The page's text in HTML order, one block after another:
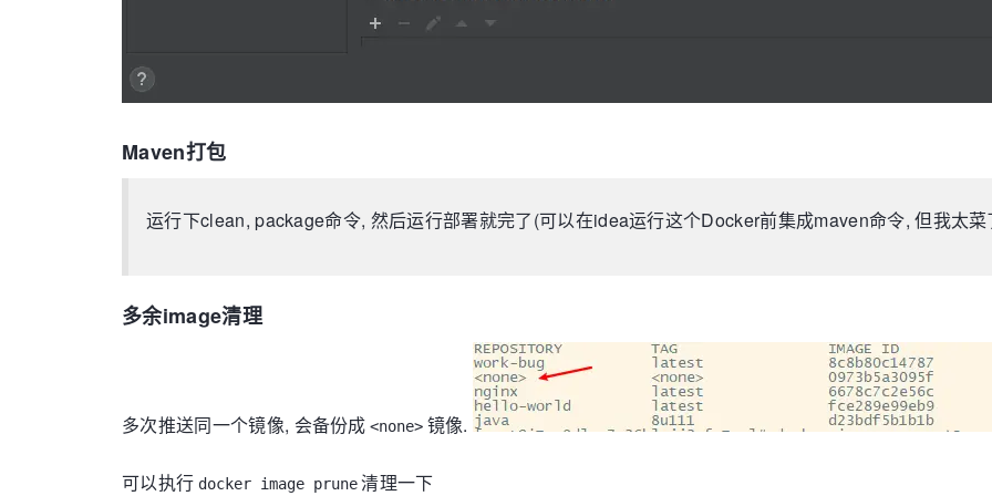
Maven打包
运行下clean, package命令, 然后运行部署就完了(可以在idea运行这个Docker前集成maven命令, 但我太菜
多余image清理
多次推送同一个镜像, 会备份成 <none> 镜像.
可以执行 docker image prune 清理一下